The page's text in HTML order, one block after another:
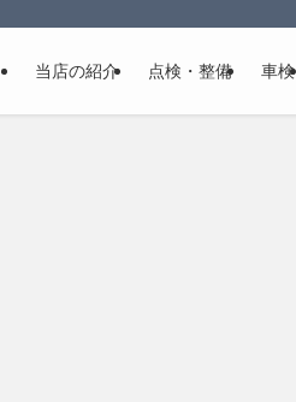
当店の紹介 点検・整備 車検